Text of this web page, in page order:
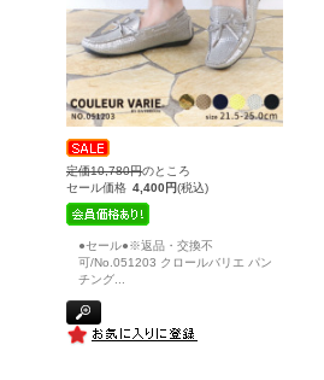
定価10,780円のところ
セール価格 4,400円(税込)
●セール●※返品・交換不
可/No.051203 クロールバリエ パン
チング